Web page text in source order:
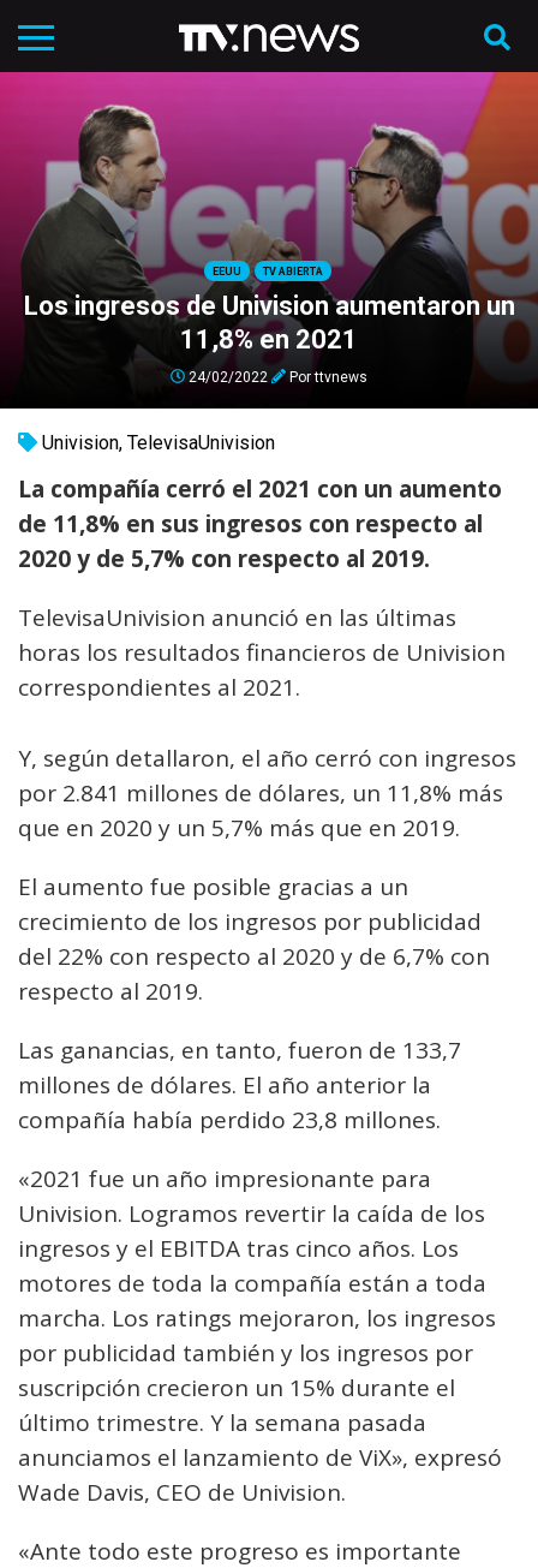
EEUU TV ABIERTA
Los ingresos de Univision aumentaron un
11,8% en 2021
24/02/2022 Porttvnews
Univision, TelevisaUnivision
La compañía cerró el 2021 con un aumento
de 11,8% en sus ingresos con respecto al
2020 y de 5,7% con respecto al 2019.
TelevisaUnivision anunció en las últimas
horas los resultados financieros de Univision
correspondientes al 2021.
Y, según detallaron, el año cerró con ingresos
por 2.841 millones de dólares, un 11,8% más
que en 2020 y un 5,7% más que en 2019.
El aumento fue posible gracias a un
crecimiento de los ingresos por publicidad
del 22% con respecto al 2020 y de 6,7% con
respecto al 2019.
Las ganancias, en tanto, fueron de 133,7
millones de dólares. El año anterior la
compañía había perdido 23,8 millones.
«2021 fue un año impresionante para
Univision. Logramos revertir la caída de los
ingresos y el EBITDA tras cinco años. Los
motores de toda la compañía están a toda
marcha. Los ratings mejoraron, los ingresos
por publicidad también y los ingresos por
suscripción crecieron un 15% durante el
último trimestre. Y la semana pasada
anunciamos el lanzamiento de ViX», expresó
Wade Davis, CEO de Univision.
«Ante todo este progreso es importante